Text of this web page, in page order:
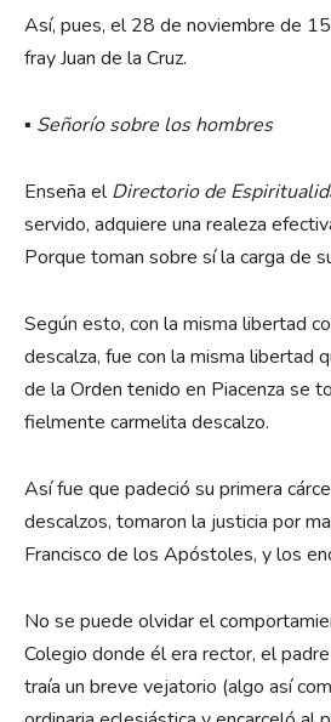
Así, pues, el 28 de noviembre de
fray Juan de la Cruz.
▪ Señorío sobre los hombres
Enseña elDirectorio de
servido, adquiere una realeza
Porque toman sobre sí la carga de
Según esto, con la misma libertad
descalza, fue con la misma
de la Orden tenido en Piacenza se
fielmente carmelita descalzo.
Así fue que padeció su primera
descalzos, tomaron la justicia por
Francisco de los Apóstoles, y los
No se puede olvidar el
Colegio donde él era rector, el
traía un breve vejatorio (algo así